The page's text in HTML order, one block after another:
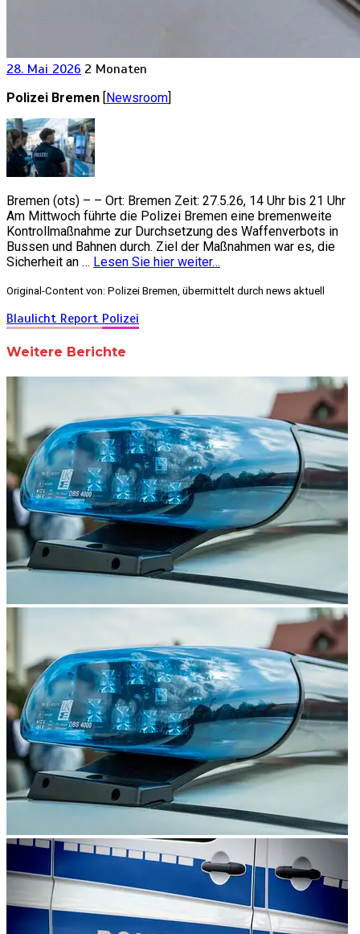
28. Mai 2026 2 Monaten
Polizei Bremen [Newsroom]
Bremen (ots) – – Ort: Bremen Zeit: 27.5.26, 14 Uhr bis 21 Uhr
Am Mittwoch führte die Polizei Bremen eine bremenweite
Kontrollmaßnahme zur Durchsetzung des Waffenverbots in
Bussen und Bahnen durch. Ziel der Maßnahmen war es, die
Sicherheit an … Lesen Sie hier weiter…
Original-Content von: Polizei Bremen, übermittelt durch news aktuell
Blaulicht Report Polizei
Weitere Berichte